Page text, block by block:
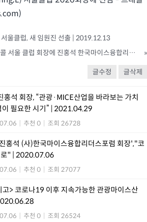
울클럽, 새 임원진 선출 | 2019.12.13
[메트로트래블] 신임 스콜 서울 클럽 회장에 진홍석 한국마이스융합리더스포럼회장 선출 | 2019.12.22
»
글수정 글삭제
홍석 회장, “관광·MICE산업을 바라보는 가치
이 필요한 시기” | 2021.04.29
추천 0 조회 26728
홍석 (사)한국마이스융합리더스포럼 회장',"코
로" | 2020.07.06
추천 0 조회 27077
고> 코로나19 이후 지속가능한 관광마이스산
추천 0 조회 26524